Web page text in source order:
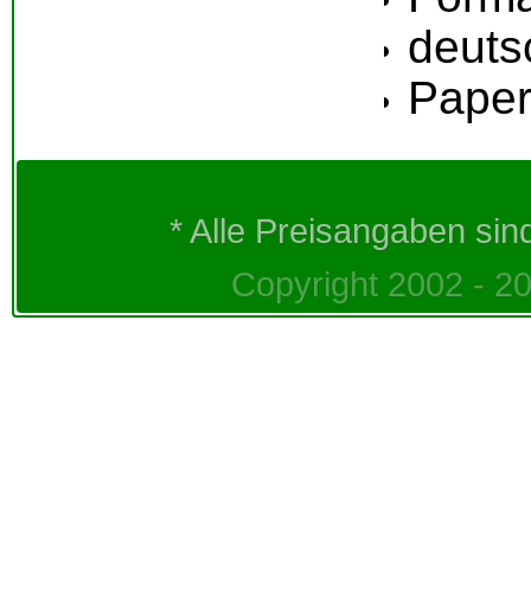
* Alle Preisangaben
Copyright 2002 -